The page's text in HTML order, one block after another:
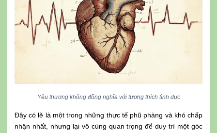
Yêu thương không đồng nghĩa với tương thích tình dục
Đây có lẽ là một trong những thực tế phũ phàng và khó chấp
nhận nhất, nhưng lại vô cùng quan trọng để duy trì một góc